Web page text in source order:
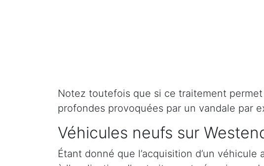
Notez toutefois que si ce traitement permet
profondes provoquées par un vandale par
Véhicules neufs sur
Étant donné que l’acquisition d’un